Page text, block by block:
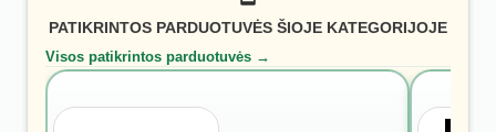
PATIKRINTOS PARDUOTUVĖS ŠIOJE KATEGORIJOJE
Visos patikrintos parduotuvės →